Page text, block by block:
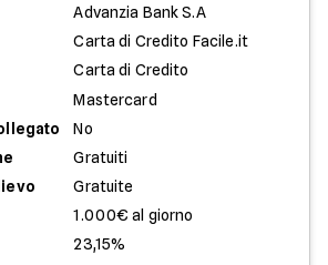
Advanzia Bank S.A
Carta di Credito Facile.it
Carta di Credito
Mastercard
No
Gratuiti
Gratuite
1.000€ al giorno
23,15%